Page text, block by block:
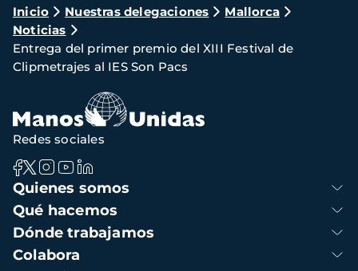
Ruta
de
navegación
Inicio Nuestras delegaciones
Mallorca
Noticias
Entrega del primer premio del XIII Festival de
Clipmetrajes al IES Son Pacs
Navegación
principal
Quienes somos
Qué hacemos
Dónde trabajamos
Colabora
Redes sociales